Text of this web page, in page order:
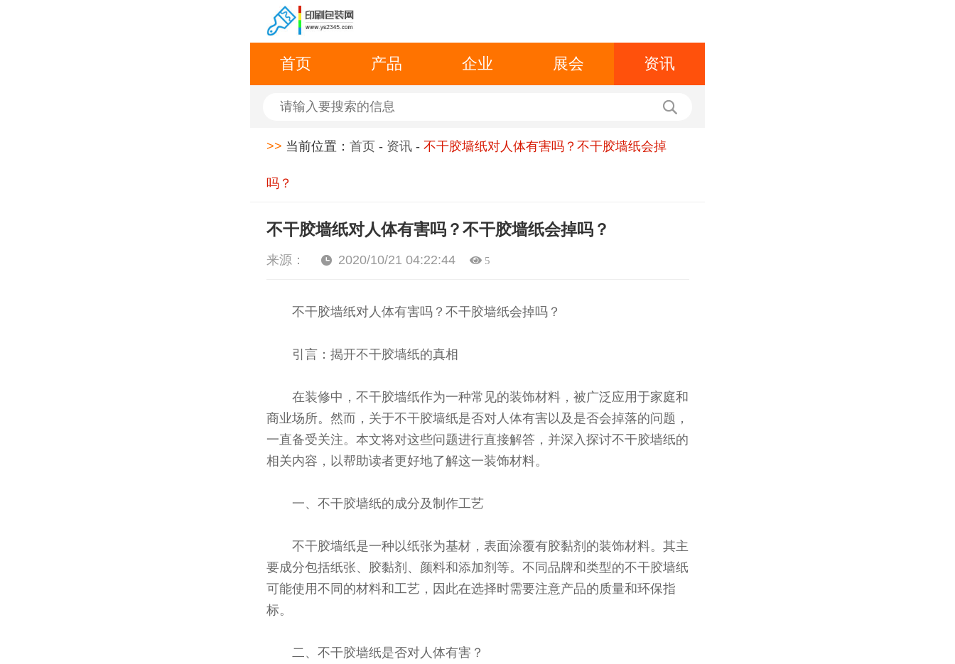
首页 产品 企业 展会 资讯
>> 当前位置： 首页 - 资讯- 不干胶墙纸对人体有害吗？不干胶墙纸会掉
吗？
不干胶墙纸对人体有害吗？不干胶墙纸会掉吗？
来源： 2020/10/21 04:22:44 5
不干胶墙纸对人体有害吗？不干胶墙纸会掉吗？
引言：揭开不干胶墙纸的真相
在装修中，不干胶墙纸作为一种常见的装饰材料，被广泛应用于家庭和
商业场所。然而，关于不干胶墙纸是否对人体有害以及是否会掉落的问题，
一直备受关注。本文将对这些问题进行直接解答，并深入探讨不干胶墙纸的
相关内容，以帮助读者更好地了解这一装饰材料。
一、不干胶墙纸的成分及制作工艺
不干胶墙纸是一种以纸张为基材，表面涂覆有胶黏剂的装饰材料。其主
要成分包括纸张、胶黏剂、颜料和添加剂等。不同品牌和类型的不干胶墙纸
可能使用不同的材料和工艺，因此在选择时需要注意产品的质量和环保指
标。
二、不干胶墙纸是否对人体有害？